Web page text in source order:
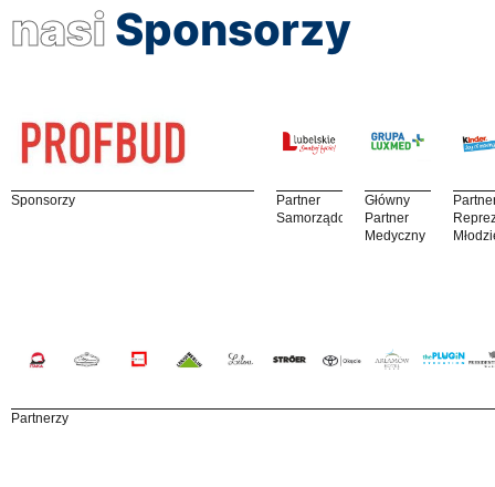
nasi Sponsorzy
Sponsorzy
Partner
Samorządowy
Główny
Partner
Medyczny
Partnerzy